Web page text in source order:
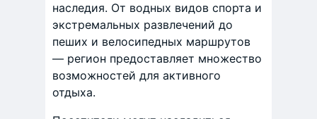
наследия. От водных видов спорта и
экстремальных развлечений до
пеших и велосипедных маршрутов
— регион предоставляет множество
возможностей для активного
отдыха.​